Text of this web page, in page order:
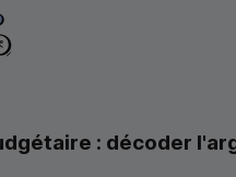
: décoder